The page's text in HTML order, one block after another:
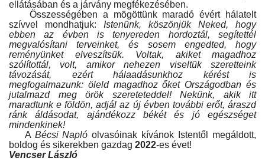
ellátásában és a járvány megfékezésében.
Összességében a mögöttünk maradó évért hálatelt
szívvel mondhatjuk: Istenünk, köszönjük Neked, hogy
ebben az évben is tenyereden hordoztál, segítettél
megvalósítani terveinket, és sosem engedted, hogy
reményünket elveszítsük. Voltak, akiket magadhoz
szólítottál, volt, amikor nehezen viseltük szeretteink
távozását, ezért hálaadásunkhoz kérést is
megfogalmazunk: öleld magadhoz őket Országodban és
jutalmazd meg örök szereteteddel! Nekünk, akik itt
maradtunk e földön, adjál az új évben további erőt, áraszd
ránk áldásodat, ajándékozz békét és jó egészséget
mindenkinek!
A Bécsi Napló olvasóinak kívánok Istentől megáldott,
boldog és sikerekben gazdag 2022-es évet!
Vencser László